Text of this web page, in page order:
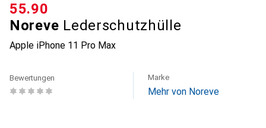
Noreve Lederschutzhülle
Apple iPhone 11 Pro Max
CHF
55.90
Bewertungen Marke
Mehr von Noreve